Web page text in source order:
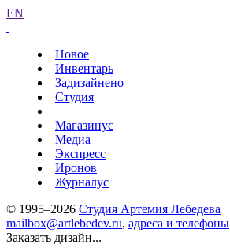
EN
Новое
Инвентарь
Задизайнено
Студия
Магазинус
Медиа
Экспресс
Иронов
Журналус
© 1995–2026 Студия Артемия Лебедева
mailbox@artlebedev.ru, адреса и телефоны
Заказать дизайн...